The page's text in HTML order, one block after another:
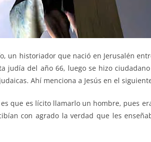
un historiador que nació en Jerusalén
judía del año 66, luego se hizo
Ahí menciona a Jesús en el
que es lícito llamarlo un hombre, pues
con agrado la verdad que les